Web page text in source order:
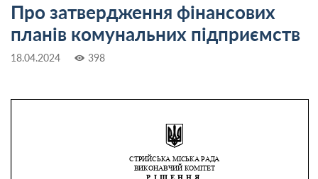
Про затвердження фінансових
планів комунальних підприємств
18.04.2024 398